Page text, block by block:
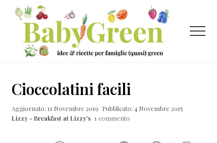
Menu
Passa
contenuto
principale
Passa
laterale
primaria
Passa
ricette
per
Menu
Cioccolatini facili
Aggiornato: 11 Novembre 2019 Pubblicato: 4 Novembre 2015
Lizzy - Breakfast at Lizzy's 1 commento